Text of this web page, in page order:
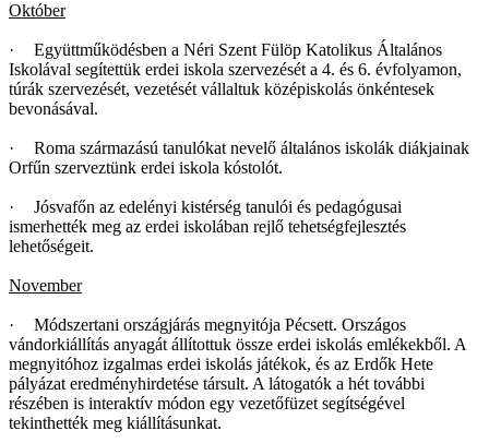
Október
·
Együttműködésben a Néri Szent Fülöp Katolikus Általános
Iskolával segítettük erdei iskola szervezését a 4. és 6. évfolyamon,
túrák szervezését, vezetését vállaltuk középiskolás önkéntesek
bevonásával.
·
Roma származású tanulókat nevelő általános iskolák diákjainak
Orfűn szerveztünk erdei iskola kóstolót.
·
Jósvafőn az edelényi kistérség tanulói és pedagógusai
ismerhették meg az erdei iskolában rejlő tehetségfejlesztés
lehetőségeit.
November
·
Módszertani országjárás megnyitója Pécsett. Országos
vándorkiállítás anyagát állítottuk össze erdei iskolás emlékekből. A
megnyitóhoz izgalmas erdei iskolás játékok, és az Erdők Hete
pályázat eredményhirdetése társult. A látogatók a hét további
részében is interaktív módon egy vezetőfüzet segítségével
tekinthették meg kiállításunkat.